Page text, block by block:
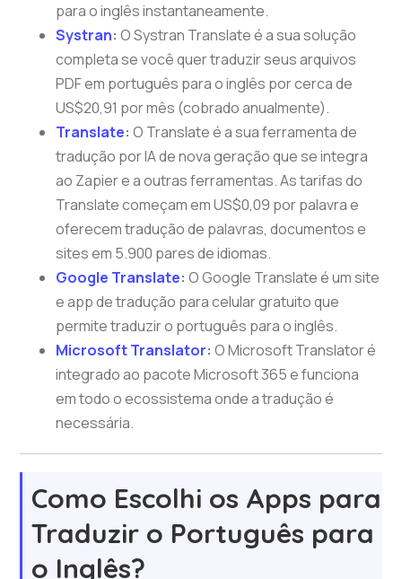
para o inglês instantaneamente.
Systran: O Systran Translate é a sua solução
completa se você quer traduzir seus arquivos
PDF em português para o inglês por cerca de
US$20,91 por mês (cobrado anualmente).
Translate: O Translate é a sua ferramenta de
tradução por IA de nova geração que se integra
ao Zapier e a outras ferramentas. As tarifas do
Translate começam em US$0,09 por palavra e
oferecem tradução de palavras, documentos e
sites em 5.900 pares de idiomas.
Google Translate: O Google Translate é um site
e app de tradução para celular gratuito que
permite traduzir o português para o inglês.
Microsoft Translator: O Microsoft Translator é
integrado ao pacote Microsoft 365 e funciona
em todo o ecossistema onde a tradução é
necessária.
Como Escolhi os Apps para
Traduzir o Português para
o Inglês?